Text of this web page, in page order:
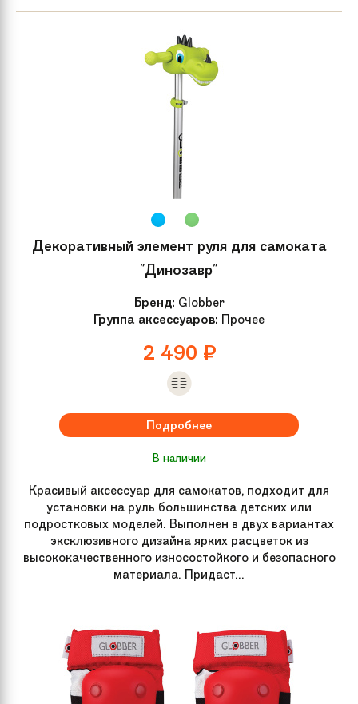
Декоративный элемент руля для самоката
"Динозавр"
Бренд: Globber
Группа аксессуаров: Прочее
2 490 ₽
Подробнее
В наличии
Красивый аксессуар для самокатов, подходит для
установки на руль большинства детских или
подростковых моделей. Выполнен в двух вариантах
эксклюзивного дизайна ярких расцветок из
высококачественного износостойкого и безопасного
материала. Придаст...